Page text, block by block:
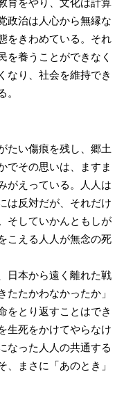
育をやり、文化は計算
政治は人心から無縁な
をきわめている。それ
を養うことができなく
なり、社会を維持でき
。
たい傷痕を残し、郷土
でその思いは、ますま
がえっている。人人は
は反対だが、それだけ
そしていかんともしが
こえる人人が無念の死
日本から遠く離れた戦
たかわなかったか」
をとり返すことはでき
生死をかけてやらなけ
なった人人の共通する
まさに「あのとき」